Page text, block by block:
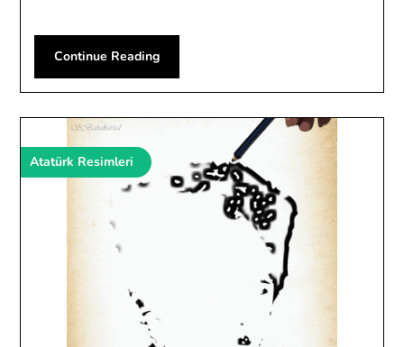
Continue Reading
Atatürk Resimleri